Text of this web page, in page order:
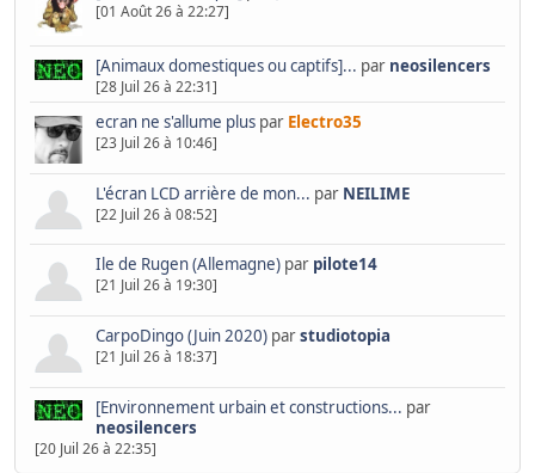
[01 Août 26 à 22:27]
[Animaux domestiques ou captifs]... par neosilencers
[28 Juil 26 à 22:31]
ecran ne s'allume pluspar Electro35
[23 Juil 26 à 10:46]
L'écran LCD arrière de mon... par NEILIME
[22 Juil 26 à 08:52]
Ile de Rugen (Allemagne)par pilote14
[21 Juil 26 à 19:30]
CarpoDingo (Juin 2020)parstudiotopia
[21 Juil 26 à 18:37]
[Environnement urbain et constructions... par
neosilencers
[20 Juil 26 à 22:35]